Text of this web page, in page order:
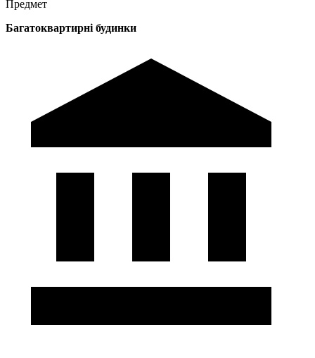
Предмет
Багатоквартирні будинки